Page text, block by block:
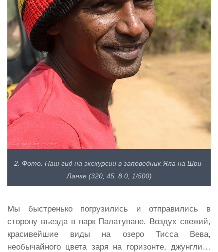
2. Фото. Наш гид на экскурсии в заповедник Яла на Шри-
Ланке (320, 45, 8.0, 1/500)
Мы быстренько погрузились и отправились в
сторону въезда в парк Палатупане. Воздух свежий,
красивейшие виды на озеро Тисса Вева,
необычайного цвета заря на горизонте, джунгли…